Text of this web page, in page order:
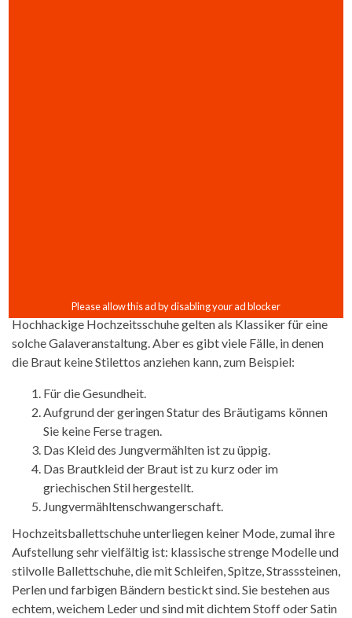
Hochhackige Hochzeitsschuhe gelten als Klassiker für eine
solche Galaveranstaltung. Aber es gibt viele Fälle, in denen
die Braut keine Stilettos anziehen kann, zum Beispiel:
Für die Gesundheit.
Aufgrund der geringen Statur des Bräutigams können
Sie keine Ferse tragen.
Das Kleid des Jungvermählten ist zu üppig.
Das Brautkleid der Braut ist zu kurz oder im
griechischen Stil hergestellt.
Jungvermähltenschwangerschaft.
Hochzeitsballettschuhe unterliegen keiner Mode, zumal ihre
Aufstellung sehr vielfältig ist: klassische strenge Modelle und
stilvolle Ballettschuhe, die mit Schleifen, Spitze, Strasssteinen,
Perlen und farbigen Bändern bestickt sind. Sie bestehen aus
echtem, weichem Leder und sind mit dichtem Stoff oder Satin